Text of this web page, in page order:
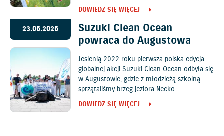
DOWIEDZ SIĘ WIĘCEJ
23.06.2026
Suzuki Clean Ocean
powraca do Augustowa
Jesienią 2022 roku pierwsza polska edycja
globalnej akcji Suzuki Clean Ocean odbyła się
w Augustowie, gdzie z młodzieżą szkolną
sprzątaliśmy brzeg jeziora Necko.
DOWIEDZ SIĘ WIĘCEJ